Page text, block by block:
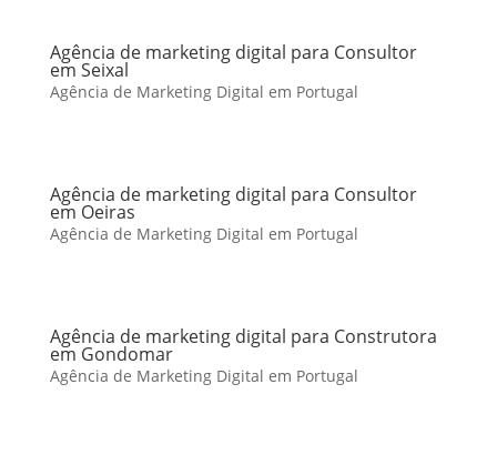
Agência de marketing digital para Consultor
em Seixal
Agência de Marketing Digital em Portugal
Agência de marketing digital para Consultor
em Oeiras
Agência de Marketing Digital em Portugal
Agência de marketing digital para Construtora
em Gondomar
Agência de Marketing Digital em Portugal